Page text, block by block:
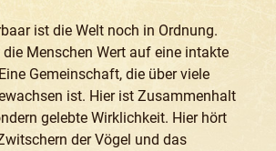
ist die Welt noch in Ordnung.
die Menschen Wert auf eine intakte
Gemeinschaft, die über viele
ist. Hier ist Zusammenhalt
gelebte Wirklichkeit. Hier hört
der Vögel und das